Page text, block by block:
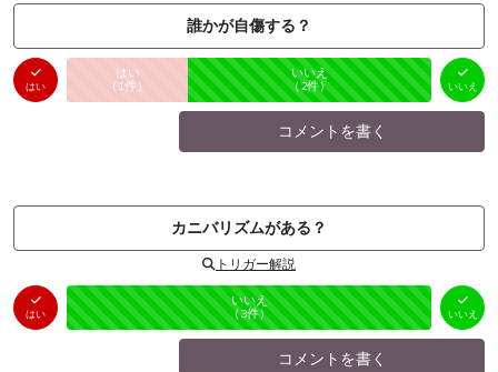
誰かが自傷する？
はい
はい
（ 1件） 未投票
いいえ
（2件） いいえ
コメントを書く
カニバリズムがある？
トリガー解説
はい
はい
（0件）
未投票
いいえ
（3件） いいえ
コメントを書く